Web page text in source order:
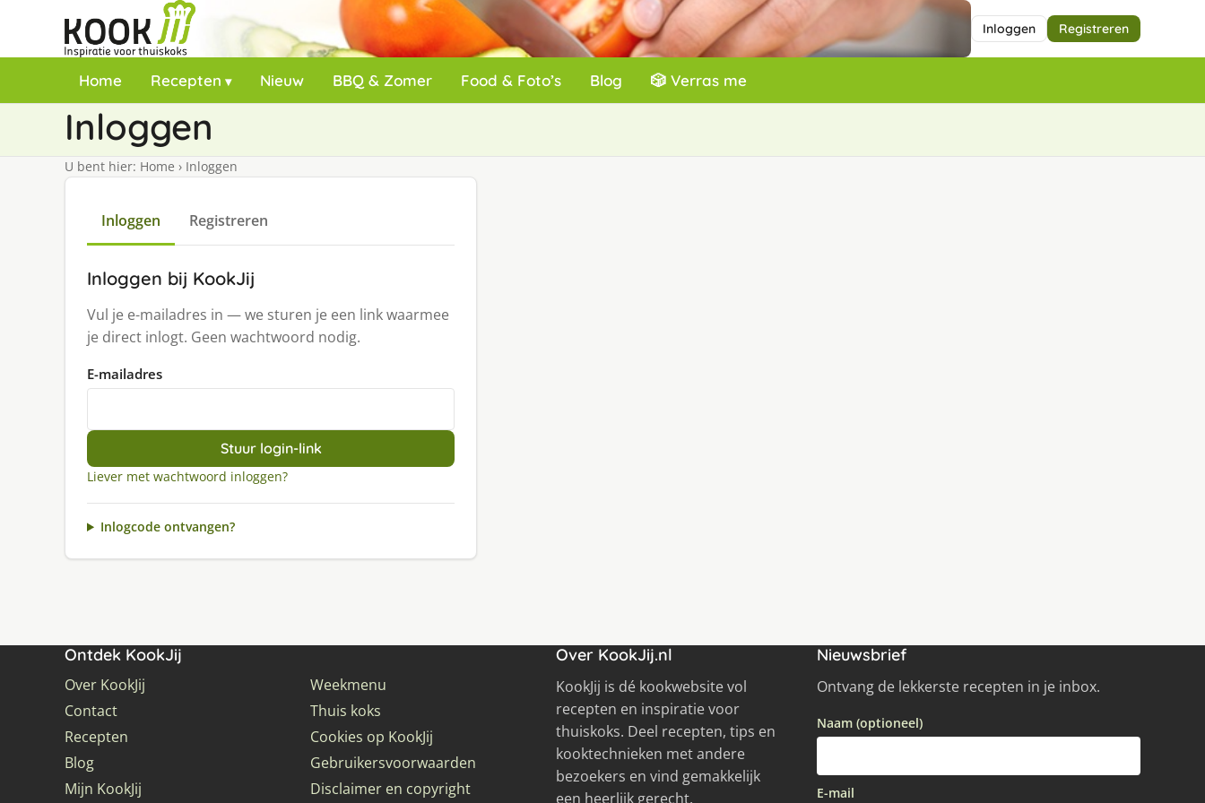
Inloggen Registreren
Home Recepten Nieuw BBQ & Zomer Food & Foto’s Blog 🎲 Verras me
Inloggen
U bent hier: Home › Inloggen
Inloggen Registreren
Inloggen bij KookJij
Vul je e-mailadres in — we sturen je een link waarmee
je direct inlogt. Geen wachtwoord nodig.
E-mailadres
Stuur login-link
Liever met wachtwoord inloggen?
Inlogcode ontvangen?
Ontdek KookJij
Over KookJij
Contact
Recepten
Blog
Mijn KookJij
Weekmenu
Thuis koks
Cookies op KookJij
Gebruikersvoorwaarden
Disclaimer en copyright
Over KookJij.nl
KookJij is dé kookwebsite vol
recepten en inspiratie voor
thuiskoks. Deel recepten, tips en
kooktechnieken met andere
bezoekers en vind gemakkelijk
een heerlijk gerecht.
Nieuwsbrief
Ontvang de lekkerste recepten in je inbox.
Naam (optioneel)
E-mail